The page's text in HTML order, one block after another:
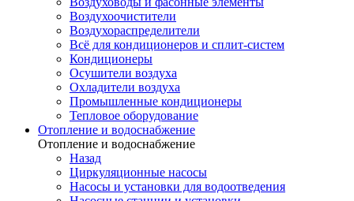
Воздухоочистители
Воздухораспределители
Всё для кондиционеров и сплит-систем
Кондиционеры
Осушители воздуха
Охладители воздуха
Промышленные кондиционеры
Тепловое оборудование
Отопление и водоснабжение
Отопление и водоснабжение
Назад
Циркуляционные насосы
Насосы и установки для водоотведения